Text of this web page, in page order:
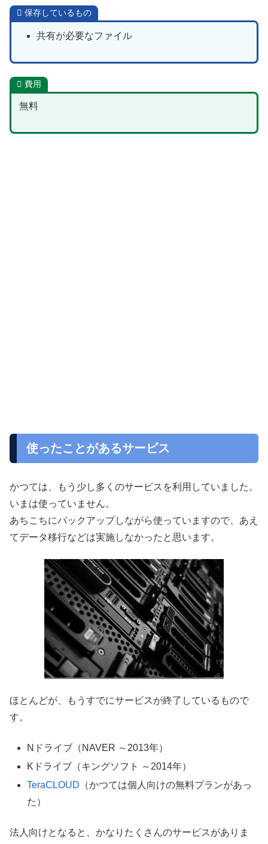
保存しているもの
共有が必要なファイル
費用
無料
使ったことがあるサービス
かつては、もう少し多くのサービスを利用していました。
いまは使っていません。
あちこちにバックアップしながら使っていますので、あえ
てデータ移行などは実施しなかったと思います。
ほとんどが、もうすでにサービスが終了しているもので
す。
Nドライブ（NAVER ～2013年）
Kドライブ（キングソフト ～2014年）
TeraCLOUD （かつては個人向けの無料プランがあっ
た）
法人向けとなると、かなりたくさんのサービスがありま